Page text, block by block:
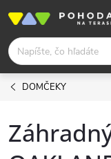
obsah
DOMČEKY